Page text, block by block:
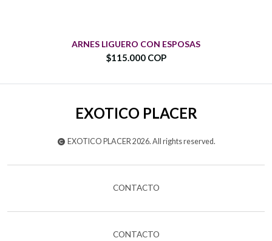
ARNES LIGUERO CON ESPOSAS
$115.000 COP
EXOTICO PLACER
EXOTICO PLACER 2026. All rights reserved.
CONTACTO
CONTACTO